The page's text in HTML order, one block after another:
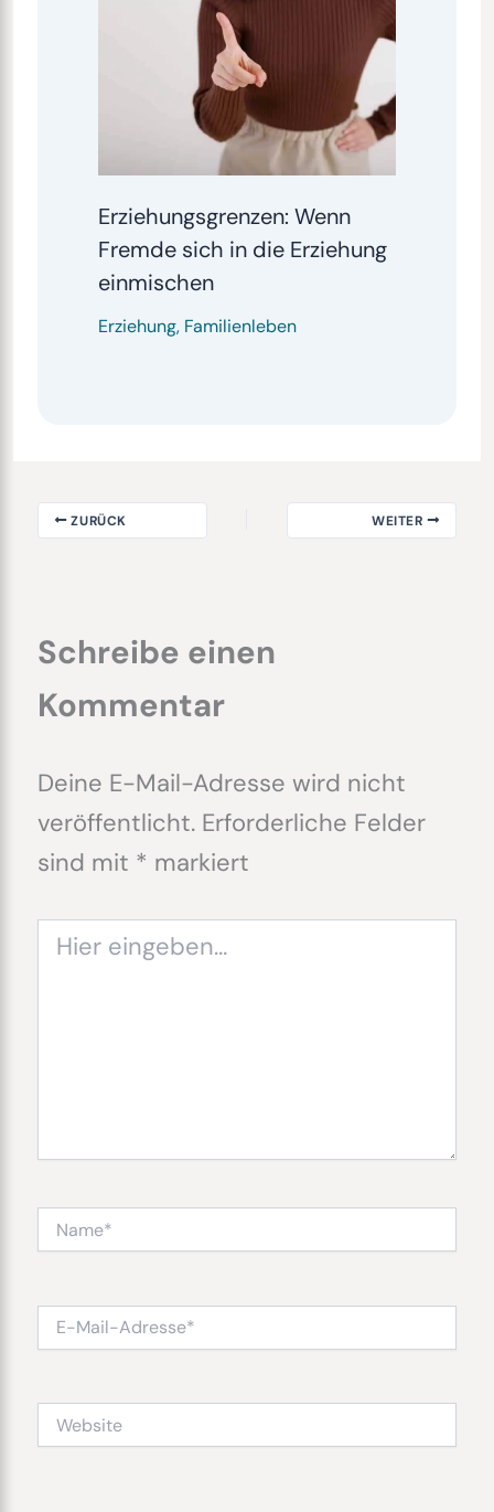
Erziehungsgrenzen: Wenn
Fremde sich in die Erziehung
einmischen
Erziehung, Familienleben
ZURÜCK WEITER
Schreibe einen
Kommentar
Deine E-Mail-Adresse wird nicht
veröffentlicht. Erforderliche Felder
sind mit * markiert
eingeben…
Mail-